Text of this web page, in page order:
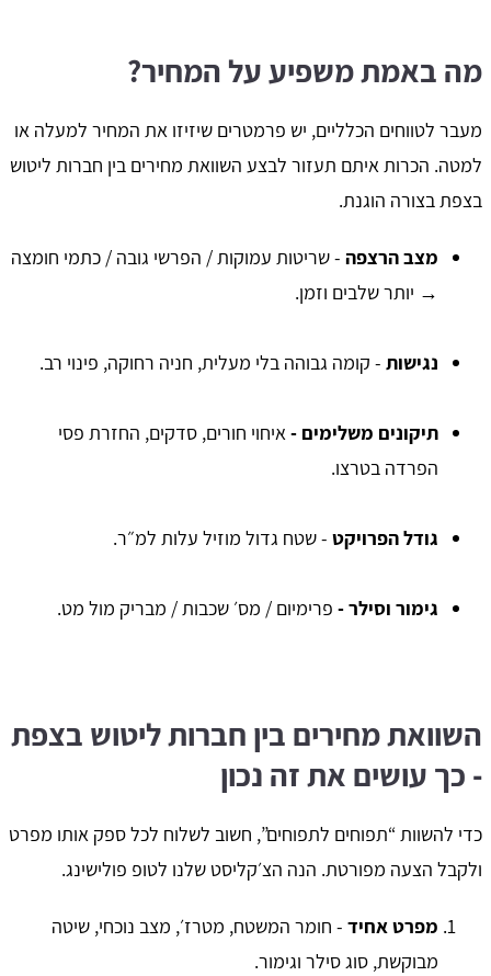
מה באמת משפיע על המחיר?
מעבר לטווחים הכלליים, יש פרמטרים שיזיזו את המחיר למעלה או
למטה. הכרות איתם תעזור לבצע השוואת מחירים בין חברות ליטוש
בצפת בצורה הוגנת.
מצב הרצפה - שריטות עמוקות / הפרשי גובה / כתמי חומצה
→ יותר שלבים וזמן.
נגישות - קומה גבוהה בלי מעלית, חניה רחוקה, פינוי רב.
תיקונים משלימים -איחוי חורים, סדקים, החזרת פסי
הפרדה בטרצו.
גודל הפרויקט - שטח גדול מוזיל עלות למ״ר.
גימור וסילר - פרימיום / מס׳ שכבות / מבריק מול מט.
השוואת מחירים בין חברות ליטוש בצפת
- כך עושים את זה נכון
כדי להשוות “תפוחים לתפוחים”, חשוב לשלוח לכל ספק אותו מפרט
ולקבל הצעה מפורטת. הנה הצ׳קליסט שלנו לטופ פולישינג.
מפרט אחיד - חומר המשטח, מטרז׳, מצב נוכחי, שיטה
מבוקשת, סוג סילר וגימור.